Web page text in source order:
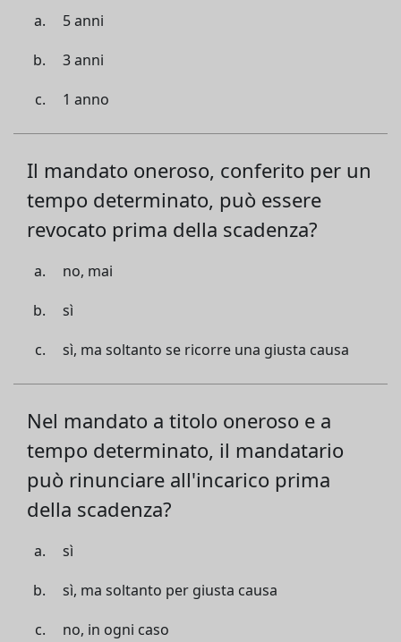
5 anni
3 anni
1 anno
Il mandato oneroso, conferito per un
tempo determinato, può essere
revocato prima della scadenza?
no, mai
sì
sì, ma soltanto se ricorre una giusta causa
Nel mandato a titolo oneroso e a
tempo determinato, il mandatario
può rinunciare all'incarico prima
della scadenza?
sì
sì, ma soltanto per giusta causa
no, in ogni caso